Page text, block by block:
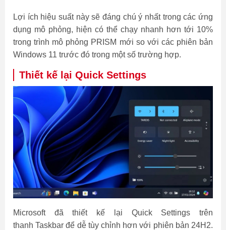
Lợi ích hiệu suất này sẽ đáng chú ý nhất trong các ứng
dụng mô phỏng, hiện có thể chạy nhanh hơn tới 10%
trong trình mô phỏng PRISM mới so với các phiên bản
Windows 11 trước đó trong một số trường hợp.
Thiết kế lại Quick Settings
Microsoft đã thiết kế lại Quick Settings trên
thanh Taskbar để dễ tùy chỉnh hơn với phiên bản 24H2.